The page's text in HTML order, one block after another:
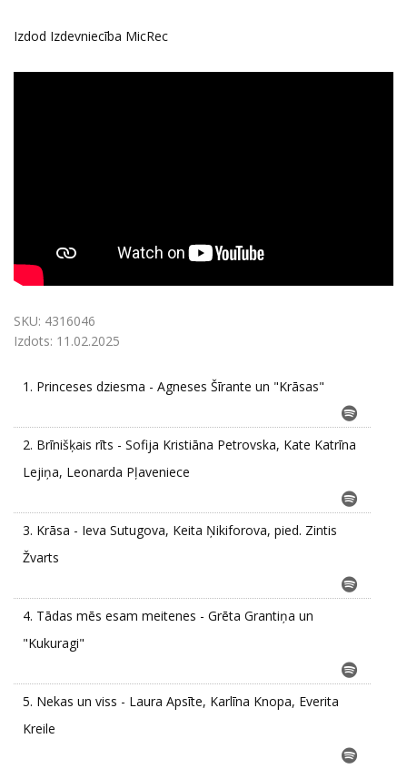
Izdod Izdevniecība MicRec
SKU: 4316046
Izdots: 11.02.2025
1. Princeses dziesma - Agneses Šīrante un "Krāsas"
2. Brīnišķais rīts - Sofija Kristiāna Petrovska, Kate Katrīna
Lejiņa, Leonarda Pļaveniece
3. Krāsa - Ieva Sutugova, Keita Ņikiforova, pied. Zintis
Žvarts
4. Tādas mēs esam meitenes - Grēta Grantiņa un
"Kukuragi"
5. Nekas un viss - Laura Apsīte, Karlīna Knopa, Everita
Kreile